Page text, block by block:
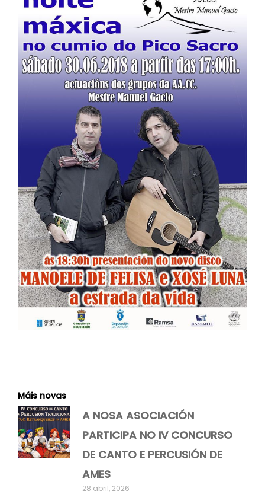
Máis novas
A NOSA ASOCIACIÓN
PARTICIPA NO IV CONCURSO
DE CANTO E PERCUSIÓN DE
AMES
28 abril, 2026